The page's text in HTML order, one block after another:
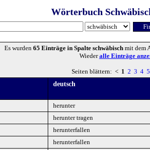
Wörterbuch
Es wurden 65 Einträge in Spalte schwäbischmit dem
Wiederalle Einträge
Seiten blättern: < 1 2 3 4 5
deutsch
herunter
herunter tragen
herunterfallen
herunterfallen